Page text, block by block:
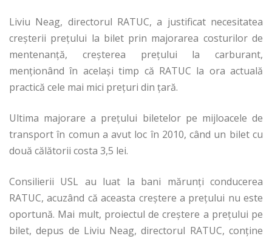
Liviu Neag, directorul RATUC, a justificat necesitatea
creşterii preţului la bilet prin majorarea costurilor de
mentenanţă, creşterea preţului la carburant,
menţionând în acelaşi timp că RATUC la ora actuală
practică cele mai mici preţuri din ţară.
Ultima majorare a preţului biletelor pe mijloacele de
transport în comun a avut loc în 2010, când un bilet cu
două călătorii costa 3,5 lei.
Consilierii USL au luat la bani mărunţi conducerea
RATUC, acuzând că aceasta creştere a preţului nu este
oportună. Mai mult, proiectul de creştere a preţului pe
bilet, depus de Liviu Neag, directorul RATUC, conţine